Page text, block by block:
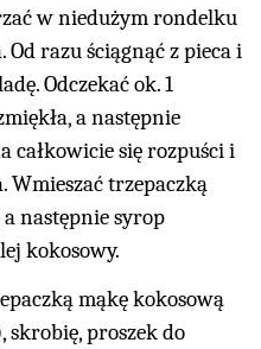
w niedużym rondelku
razu ściągnąć z pieca i
Odczekać ok. 1
a następnie
całkowicie się rozpuści i
Wmieszać trzepaczką
następnie syrop
kokosowy.
mąkę kokosową
skrobię, proszek do